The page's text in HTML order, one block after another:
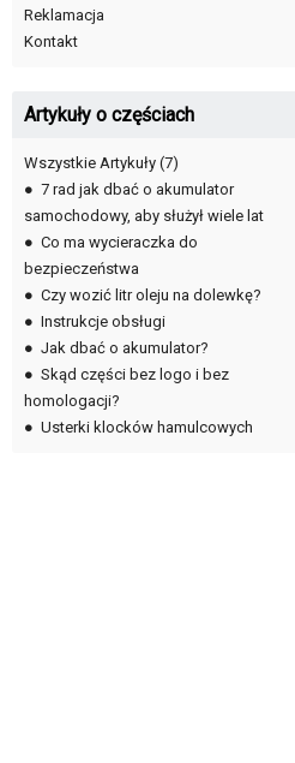
Reklamacja
Kontakt
Artykuły o częściach
Wszystkie Artykuły (7)
● 7 rad jak dbać o akumulator
samochodowy, aby służył wiele lat
● Co ma wycieraczka do
bezpieczeństwa
● Czy wozić litr oleju na dolewkę?
● Instrukcje obsługi
● Jak dbać o akumulator?
● Skąd części bez logo i bez
homologacji?
● Usterki klocków hamulcowych